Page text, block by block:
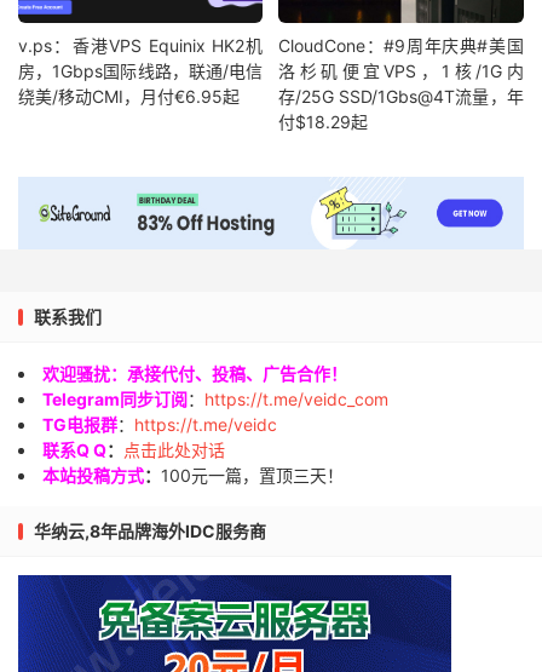
v.ps：香港VPS Equinix HK2机
房，1Gbps国际线路，联通/电信
绕美/移动CMI，月付€6.95起
CloudCone：#9周年庆典#美国
洛杉矶便宜VPS，1核/1G内
存/25G SSD/1Gbs@4T流量，年
付$18.29起
联系我们
欢迎骚扰：承接代付、投稿、广告合作！
Telegram同步订阅： https://t.me/veidc_com
TG电报群： https://t.me/veidc
联系Q Q：
点击此处对话
本站投稿方式： 100元一篇，置顶三天！
华纳云,8年品牌海外IDC服务商